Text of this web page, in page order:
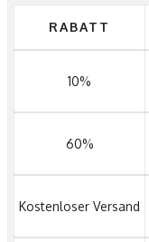
RABATT
10%
60%
Kostenloser Versand